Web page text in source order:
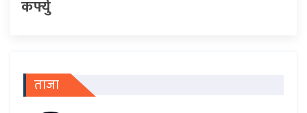
कर्फ्यु
ताजा